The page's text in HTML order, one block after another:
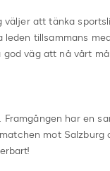
att tänka
tillsammans
väg att nå vårt
har en
mot Salzburg